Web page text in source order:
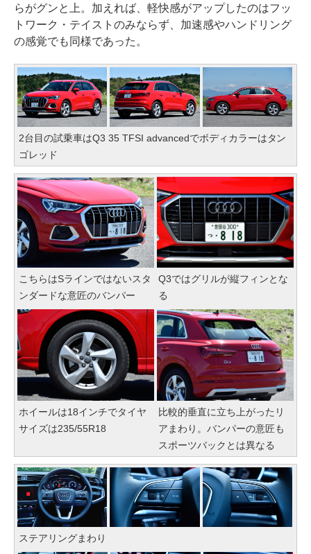
らがグンと上。加えれば、軽快感がアップしたのはフッ
トワーク・テイストのみならず、加速感やハンドリング
の感覚でも同様であった。
2台目の試乗車はQ3 35 TFSI advancedでボディカラーはタン
ゴレッド
こちらはSラインではないスタ
ンダードな意匠のバンパー
Q3ではグリルが縦フィンとな
る
ホイールは18インチでタイヤ
サイズは235/55R18
比較的垂直に立ち上がったリ
アまわり。バンパーの意匠も
スポーツバックとは異なる
ステアリングまわり